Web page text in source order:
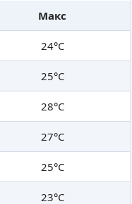
Макс
24°C
25°C
28°C
27°C
25°C
23°C